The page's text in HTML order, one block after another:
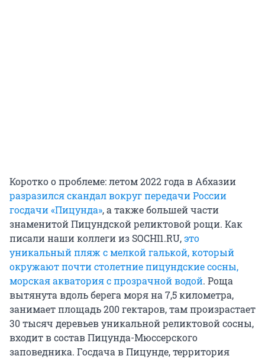
Коротко о проблеме: летом 2022 года в Абхазии
разразился скандал вокруг передачи России
госдачи «Пицунда», а также большей части
знаменитой Пицундской реликтовой рощи. Как
писали наши коллеги из SOCHI1.RU,это
уникальный пляж с мелкой галькой, который
окружают почти столетние пицундские сосны,
морская акватория с прозрачной водой. Роща
вытянута вдоль берега моря на 7,5 километра,
занимает площадь 200 гектаров, там произрастает
30 тысяч деревьев уникальной реликтовой сосны,
входит в состав Пицунда-Мюссерского
заповедника. Госдача в Пицунде, территория